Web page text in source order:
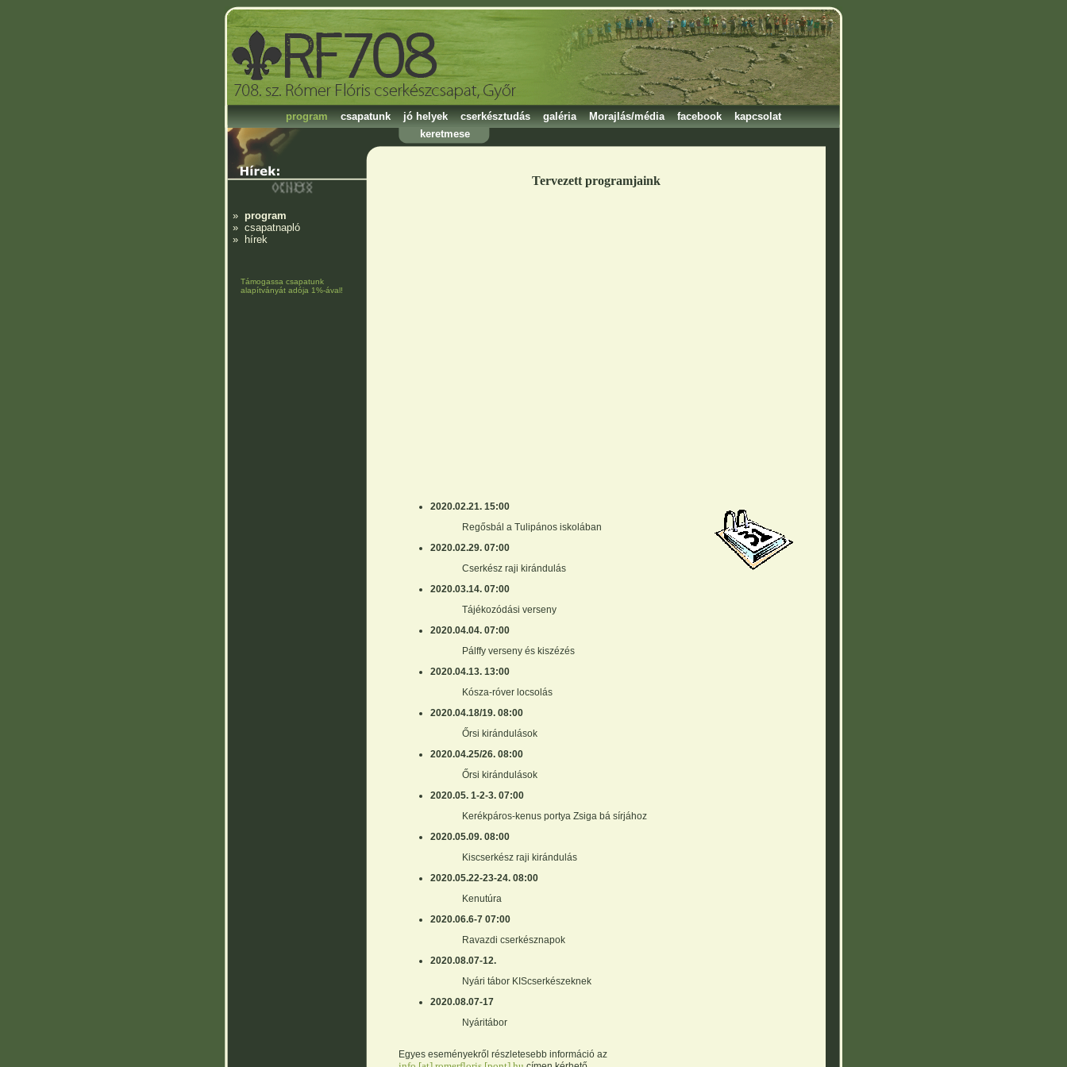
program csapatunk jó helyek cserkésztudás galéria Morajlás/média facebook
kapcsolat
keretmese
» program
» csapatnapló
»
hírek
Támogassa csapatunk
alapítványát adója 1%-ával!
Tervezett programjaink
2020.02.21. 15:00
Regősbál a Tulipános iskolában
2020.02.29. 07:00
Cserkész raji kirándulás
2020.03.14. 07:00
Tájékozódási verseny
2020.04.04. 07:00
Pálffy verseny és kiszézés
2020.04.13. 13:00
Kósza-róver locsolás
2020.04.18/19. 08:00
Őrsi kirándulások
2020.04.25/26. 08:00
Őrsi kirándulások
2020.05. 1-2-3. 07:00
Kerékpáros-kenus portya Zsiga bá sírjához
2020.05.09. 08:00
Kiscserkész raji kirándulás
2020.05.22-23-24. 08:00
Kenutúra
2020.06.6-7 07:00
Ravazdi cserkésznapok
2020.08.07-12.
Nyári tábor KIScserkészeknek
2020.08.07-17
Nyáritábor
Egyes eseményekről részletesebb információ az